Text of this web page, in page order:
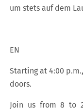
um stets auf dem
EN
Starting at 4:00
doors.
Join us from 8 to